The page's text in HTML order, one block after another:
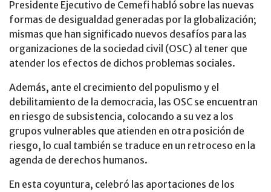
Presidente Ejecutivo de Cemefi habló sobre las nuevas
formas de desigualdad generadas por la globalización;
mismas que han significado nuevos desafíos para las
organizaciones de la sociedad civil (OSC) al tener que
atender los efectos de dichos problemas sociales.
Además, ante el crecimiento del populismo y el
debilitamiento de la democracia, las OSC se encuentran
en riesgo de subsistencia, colocando a su vez a los
grupos vulnerables que atienden en otra posición de
riesgo, lo cual también se traduce en un retroceso en la
agenda de derechos humanos.
En esta coyuntura, celebró las aportaciones de los